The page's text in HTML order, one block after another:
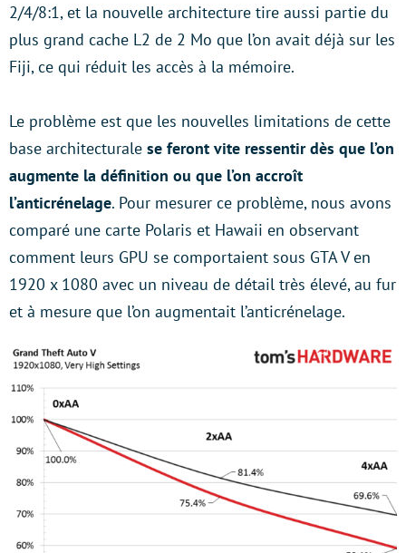
2/4/8:1, et la nouvelle architecture tire aussi partie du
plus grand cache L2 de 2 Mo que l’on avait déjà sur les
Fiji, ce qui réduit les accès à la mémoire.
Le problème est que les nouvelles limitations de cette
base architecturale se feront vite ressentir dès que l’on
augmente la définition ou que l’on accroît
l’anticrénelage. Pour mesurer ce problème, nous avons
comparé une carte Polaris et Hawaii en observant
comment leurs GPU se comportaient sous GTA V en
1920 x 1080 avec un niveau de détail très élevé, au fur
et à mesure que l’on augmentait l’anticrénelage.